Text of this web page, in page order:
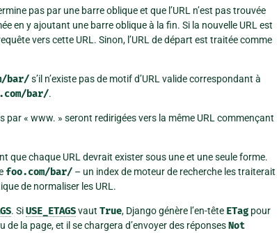
pas par une barre oblique et que l’URL n’est pas trouvée
en y ajoutant une barre oblique à la fin. Si la nouvelle URL est
vers cette URL. Sinon, l’URL de départ est traitée comme
bar/s’il n’existe pas de motif d’URL valide correspondant à
bar/.
par « www. » seront redirigées vers la même URL commençant
que chaque URL devrait exister sous une et une seule forme.
foo.com/bar/ – un index de moteur de recherche les traiterait
de normaliser les URL.
. SiUSE_ETAGSvaut True, Django génère l’en-tête ETag pour
la page, et il se chargera d’envoyer des réponsesNot